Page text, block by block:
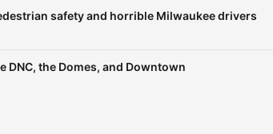
safety and horrible Milwaukee drivers
DNC, the Domes, and Downtown